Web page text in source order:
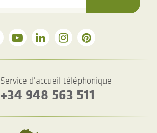
Service d'accueil téléphonique
+34 948 563 511